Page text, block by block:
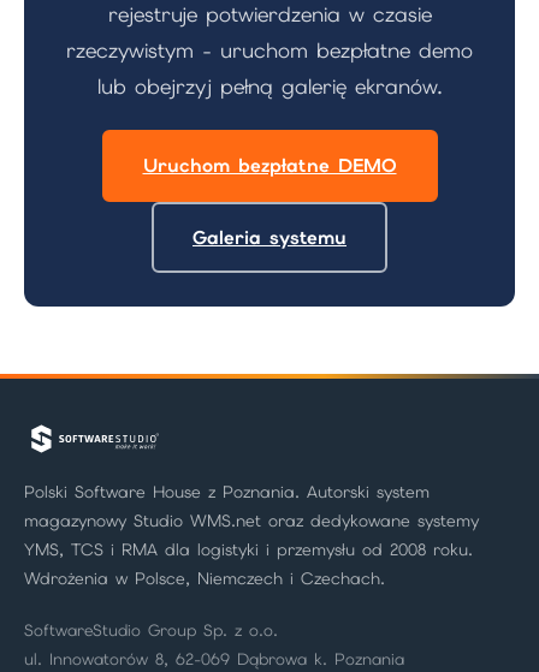
rejestruje potwierdzenia w czasie
rzeczywistym - uruchom bezpłatne demo
lub obejrzyj pełną galerię ekranów.
Uruchom bezpłatne DEMO
Galeria systemu
Polski Software House z Poznania. Autorski system
magazynowy Studio WMS.net oraz dedykowane systemy
YMS, TCS i RMA dla logistyki i przemysłu od 2008 roku.
Wdrożenia w Polsce, Niemczech i Czechach.
SoftwareStudio Group Sp. z o.o.
ul. Innowatorów 8, 62-069 Dąbrowa k. Poznania